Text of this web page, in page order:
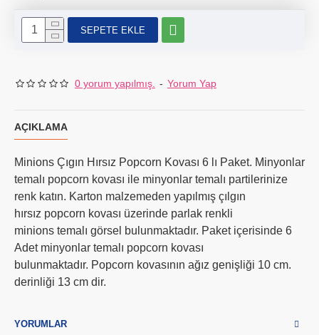
0 yorum yapılmış. - Yorum Yap
SEPETE EKLE
AÇIKLAMA
Minions Çıgın Hırsız Popcorn Kovası 6 lı Paket. Minyonlar
temalı popcorn kovası ile minyonlar temalı partilerinize
renk katın. Karton malzemeden yapılmış çılgın
hırsız popcorn kovası üzerinde parlak renkli
minions temalı görsel bulunmaktadır. Paket içerisinde 6
Adet minyonlar temalı popcorn kovası
bulunmaktadır. Popcorn kovasının ağız genişliği 10 cm.
derinliği 13 cm dir.
YORUMLAR